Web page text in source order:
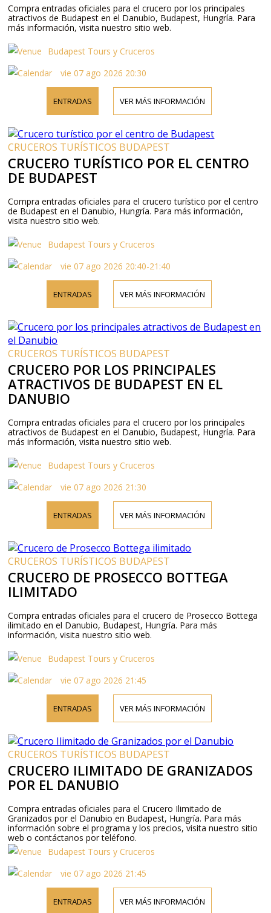
Compra entradas oficiales para el crucero por los principales
atractivos de Budapest en el Danubio, Budapest, Hungría. Para
más información, visita nuestro sitio web.
Budapest Tours y Cruceros
vie 07 ago 2026 20:30
ENTRADAS VER MÁS INFORMACIÓN
CRUCEROS TURÍSTICOS BUDAPEST
CRUCERO TURÍSTICO POR EL CENTRO
DE BUDAPEST
Compra entradas oficiales para el crucero turístico por el centro
de Budapest en el Danubio, Hungría. Para más información,
visita nuestro sitio web.
Budapest Tours y Cruceros
vie 07 ago 2026 20:40-21:40
ENTRADAS VER MÁS INFORMACIÓN
CRUCEROS TURÍSTICOS BUDAPEST
CRUCERO POR LOS PRINCIPALES
ATRACTIVOS DE BUDAPEST EN EL
DANUBIO
Compra entradas oficiales para el crucero por los principales
atractivos de Budapest en el Danubio, Budapest, Hungría. Para
más información, visita nuestro sitio web.
Budapest Tours y Cruceros
vie 07 ago 2026 21:30
ENTRADAS VER MÁS INFORMACIÓN
CRUCEROS TURÍSTICOS BUDAPEST
CRUCERO DE PROSECCO BOTTEGA
ILIMITADO
Compra entradas oficiales para el crucero de Prosecco Bottega
ilimitado en el Danubio, Budapest, Hungría. Para más
información, visita nuestro sitio web.
Budapest Tours y Cruceros
vie 07 ago 2026 21:45
ENTRADAS VER MÁS INFORMACIÓN
CRUCEROS TURÍSTICOS BUDAPEST
CRUCERO ILIMITADO DE GRANIZADOS
POR EL DANUBIO
Compra entradas oficiales para el Crucero Ilimitado de
Granizados por el Danubio en Budapest, Hungría. Para más
información sobre el programa y los precios, visita nuestro sitio
web o contáctanos por teléfono.
Budapest Tours y Cruceros
vie 07 ago 2026 21:45
ENTRADAS VER MÁS INFORMACIÓN